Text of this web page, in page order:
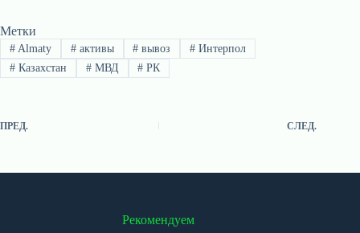
Метки
#Almaty #активы # вывоз # Интерпол
#Казахстан #МВД # РК
ПРЕД. СЛЕД.
Рекомендуем